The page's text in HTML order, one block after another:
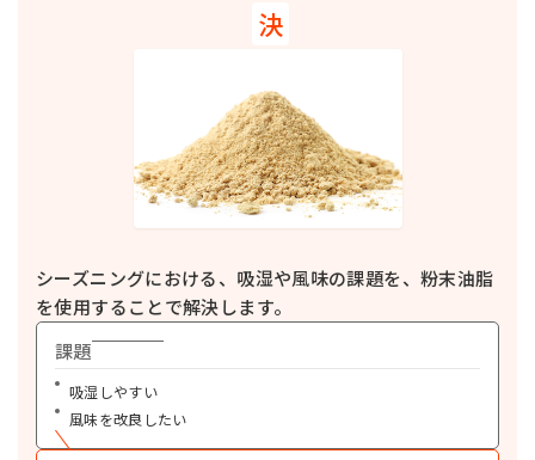
食品添加物を配合していない粉末油脂です。食品全般にお使いいただけま
詳細を見る
粉末油脂
ホイップ機能を有する粉末油脂です。デザートミックス、トッピングクリー
ム、ムースなど食品全般にお使いいただけます
詳細を見る
香料を配合せずに、牛乳に近い自然な乳風味を呈する粉末油脂です。パン、
洋菓子、ソース、飲料など食品全般にお使いいただけます。
ミヨシオメガパウダー100（1×6）
DHA・EPAを100mg/g以上含有した粉末油脂です。健康食品、完全栄養
食、介護食、ペットフードなどにお使いいただけます。
詳細を見る
決
シーズニングにおける、吸湿や風味の課題を、粉末油脂
を使用することで解決します。
課題
吸湿しやすい
風味を改良したい